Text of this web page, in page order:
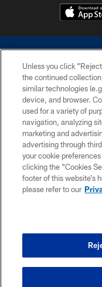
©2026 Dallas Cowboys.
without permission
Cheerleaders will not
Unless you click
the continued
similar technologies
device, and browser.
used for a variety of
navigation, analyzing
marketing and
advertising through
your cookie
clicking the “Cookies
footer of this website’s
please refer to our